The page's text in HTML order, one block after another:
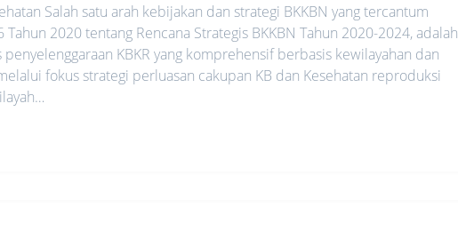
Salah satu arah kebijakan dan strategi BKKBN yang tercantum
2020 tentang Rencana Strategis BKKBN Tahun 2020-2024, adalah
KBKR yang komprehensif berbasis kewilayahan dan
fokus strategi perluasan cakupan KB dan Kesehatan reproduksi